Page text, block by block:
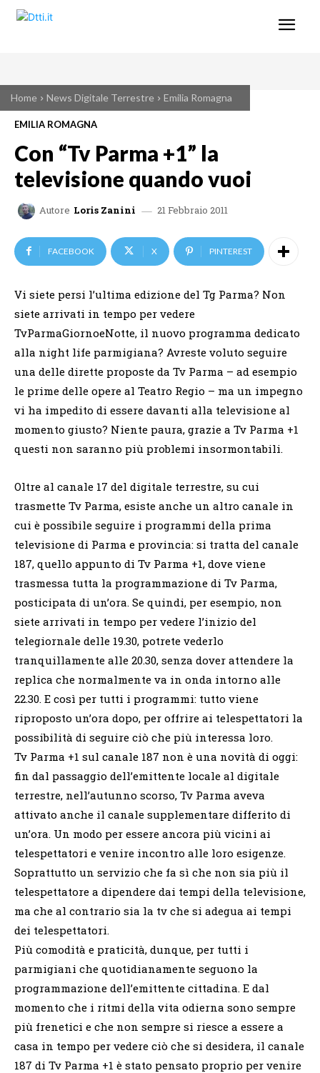
Home News Digitale Terrestre Emilia Romagna
EMILIA ROMAGNA
Con “Tv Parma +1” la
televisione quando vuoi
Autore Loris Zanini 21 Febbraio 2011
FACEBOOK X PINTEREST
Vi siete persi l’ultima edizione del Tg Parma? Non
siete arrivati in tempo per vedere
TvParmaGiornoeNotte, il nuovo programma dedicato
alla night life parmigiana? Avreste voluto seguire
una delle dirette proposte da Tv Parma – ad esempio
le prime delle opere al Teatro Regio – ma un impegno
vi ha impedito di essere davanti alla televisione al
momento giusto? Niente paura, grazie a Tv Parma +1
questi non saranno più problemi insormontabili.
Oltre al canale 17 del digitale terrestre, su cui
trasmette Tv Parma, esiste anche un altro canale in
cui è possibile seguire i programmi della prima
televisione di Parma e provincia: si tratta del canale
187, quello appunto di Tv Parma +1, dove viene
trasmessa tutta la programmazione di Tv Parma,
posticipata di un’ora. Se quindi, per esempio, non
siete arrivati in tempo per vedere l’inizio del
telegiornale delle 19.30, potrete vederlo
tranquillamente alle 20.30, senza dover attendere la
replica che normalmente va in onda intorno alle
22.30. E così per tutti i programmi: tutto viene
riproposto un’ora dopo, per offrire ai telespettatori la
possibilità di seguire ciò che più interessa loro.
Tv Parma +1 sul canale 187 non è una novità di oggi:
fin dal passaggio dell’emittente locale al digitale
terrestre, nell’autunno scorso, Tv Parma aveva
attivato anche il canale supplementare differito di
un’ora. Un modo per essere ancora più vicini ai
telespettatori e venire incontro alle loro esigenze.
Soprattutto un servizio che fa sì che non sia più il
telespettatore a dipendere dai tempi della televisione,
ma che al contrario sia la tv che si adegua ai tempi
dei telespettatori.
Più comodità e praticità, dunque, per tutti i
parmigiani che quotidianamente seguono la
programmazione dell’emittente cittadina. E dal
momento che i ritmi della vita odierna sono sempre
più frenetici e che non sempre si riesce a essere a
casa in tempo per vedere ciò che si desidera, il canale
187 di Tv Parma +1 è stato pensato proprio per venire